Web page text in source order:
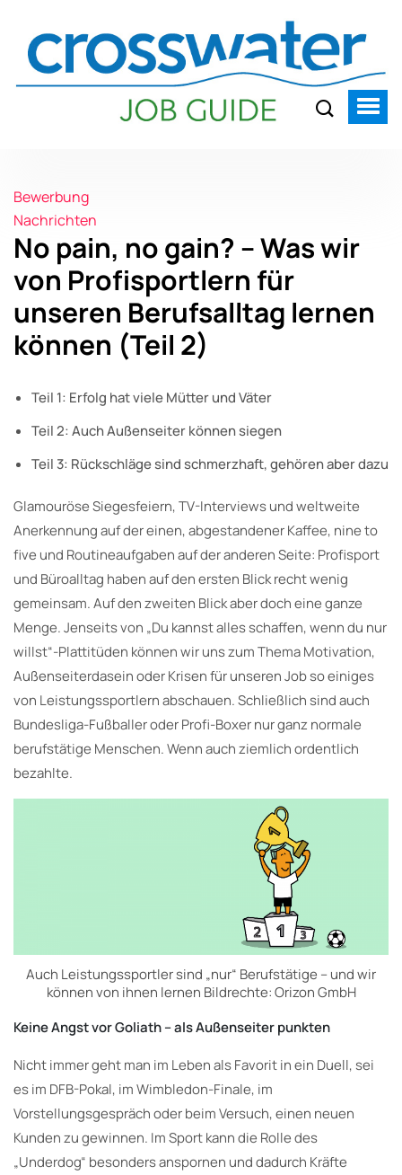
Bewerbung
Nachrichten
No pain, no gain? – Was wir
von Profisportlern für
unseren Berufsalltag lernen
können (Teil 2)
Teil 1: Erfolg hat viele Mütter und Väter
Teil 2: Auch Außenseiter können siegen
Teil 3: Rückschläge sind schmerzhaft, gehören aber dazu
Glamouröse Siegesfeiern, TV-Interviews und weltweite
Anerkennung auf der einen, abgestandener Kaffee, nine to
five und Routineaufgaben auf der anderen Seite: Profisport
und Büroalltag haben auf den ersten Blick recht wenig
gemeinsam. Auf den zweiten Blick aber doch eine ganze
Menge. Jenseits von „Du kannst alles schaffen, wenn du nur
willst“-Plattitüden können wir uns zum Thema Motivation,
Außenseiterdasein oder Krisen für unseren Job so einiges
von Leistungssportlern abschauen. Schließlich sind auch
Bundesliga-Fußballer oder Profi-Boxer nur ganz normale
berufstätige Menschen. Wenn auch ziemlich ordentlich
bezahlte.
Auch Leistungssportler sind „nur“ Berufstätige – und wir
können von ihnen lernen Bildrechte: Orizon GmbH
Keine Angst vor Goliath – als Außenseiter punkten
Nicht immer geht man im Leben als Favorit in ein Duell, sei
es im DFB-Pokal, im Wimbledon-Finale, im
Vorstellungsgespräch oder beim Versuch, einen neuen
Kunden zu gewinnen. Im Sport kann die Rolle des
„Underdog“ besonders anspornen und dadurch Kräfte